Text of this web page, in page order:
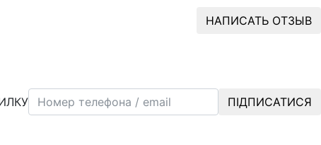
НАПИСАТЬ ОТЗЫВ
ПІДПИСАТИСЯ